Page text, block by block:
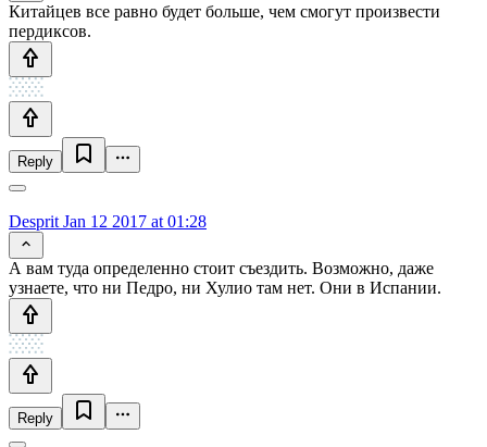
Китайцев все равно будет больше, чем смогут произвести
пердиксов.
Reply
Desprit Jan 12 2017 at 01:28
А вам туда определенно стоит съездить. Возможно, даже
узнаете, что ни Педро, ни Хулио там нет. Они в Испании.
Reply